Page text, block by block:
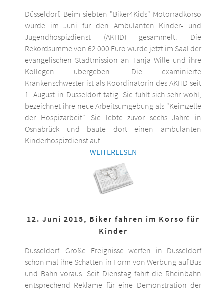
Düsseldorf. Beim siebten "Biker4Kids"-Motorradkorso
wurde im Juni für den Ambulanten Kinder- und
Jugendhospizdienst (AKHD) gesammelt. Die
Rekordsumme von 62 000 Euro wurde jetzt im Saal der
evangelischen Stadtmission an Tanja Wille und ihre
Kollegen übergeben. Die examinierte
Krankenschwester ist als Koordinatorin des AKHD seit
1. August in Düsseldorf tätig. Sie fühlt sich sehr wohl,
bezeichnet ihre neue Arbeitsumgebung als "Keimzelle
der Hospizarbeit". Sie lebte zuvor sechs Jahre in
Osnabrück und baute dort einen ambulanten
Kinderhospizdienst auf.
WEITERLESEN
12. Juni 2015, Biker fahren im Korso für
Kinder
Düsseldorf. Große Ereignisse werfen in Düsseldorf
schon mal ihre Schatten in Form von Werbung auf Bus
und Bahn voraus. Seit Dienstag fährt die Rheinbahn
entsprechend Reklame für eine Demonstration der